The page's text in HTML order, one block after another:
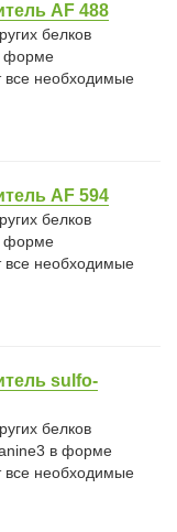
AF 488
белков
форме
все необходимые
AF 594
белков
форме
все необходимые
sulfo-
белков
в форме
все необходимые